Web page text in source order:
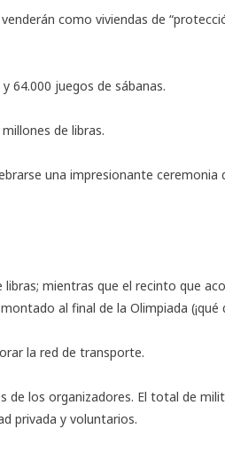
como viviendas de
64.000 juegos de sábanas.
de libras.
una impresionante ceremonia
mientras que el recinto que
al final de la Olimpiada (¡qué
la red de transporte.
de los organizadores. El total de
privada y voluntarios.